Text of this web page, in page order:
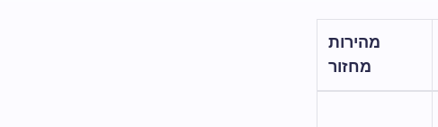
מהירות
מחזור